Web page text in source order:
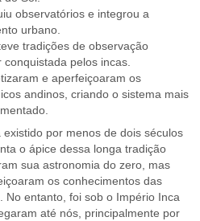
observatórios e integrou a
urbano.
tradições de observação
pelos incas.
e aperfeiçoaram os
andinos, criando o sistema mais
existido por menos de dois séculos
o ápice dessa longa tradição
sua astronomia do zero, mas
os conhecimentos das
No entanto, foi sob o Império Inca
até nós, principalmente por